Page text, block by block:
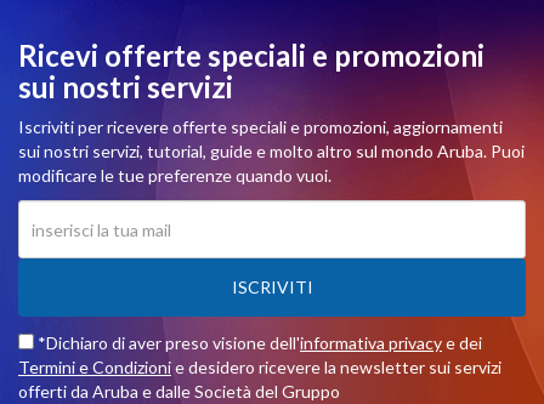
Ricevi offerte speciali e promozioni
sui nostri servizi
Iscriviti per ricevere offerte speciali e promozioni, aggiornamenti
sui nostri servizi, tutorial, guide e molto altro sul mondo Aruba. Puoi
modificare le tue preferenze quando vuoi.
ISCRIVITI
*Dichiaro di aver preso visione dell'informativa privacye dei
Termini e Condizionie desidero ricevere la newsletter sui servizi
offerti da Aruba e dalle Società del Gruppo